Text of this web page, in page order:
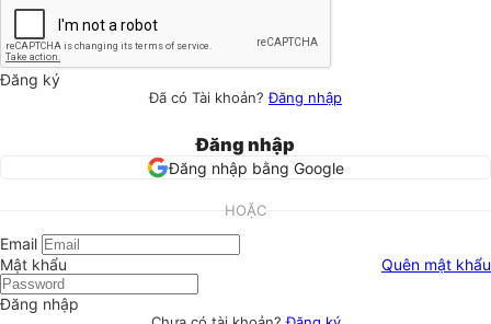
Đăng ký
Đã có Tài khoản?Đăng nhập
Đăng nhập
Đăng nhập bằng Google
HOẶC
Email
Mật khẩu
Quên mật khẩu
Đăng nhập